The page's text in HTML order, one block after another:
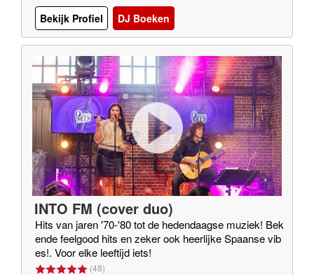
Bekijk Profiel
DJ Boeken
INTO FM (cover duo)
Hits van jaren '70-'80 tot de hedendaagse muziek! Bek
ende feelgood hits en zeker ook heerlijke Spaanse vib
es!. Voor elke leeftijd iets!
(48)